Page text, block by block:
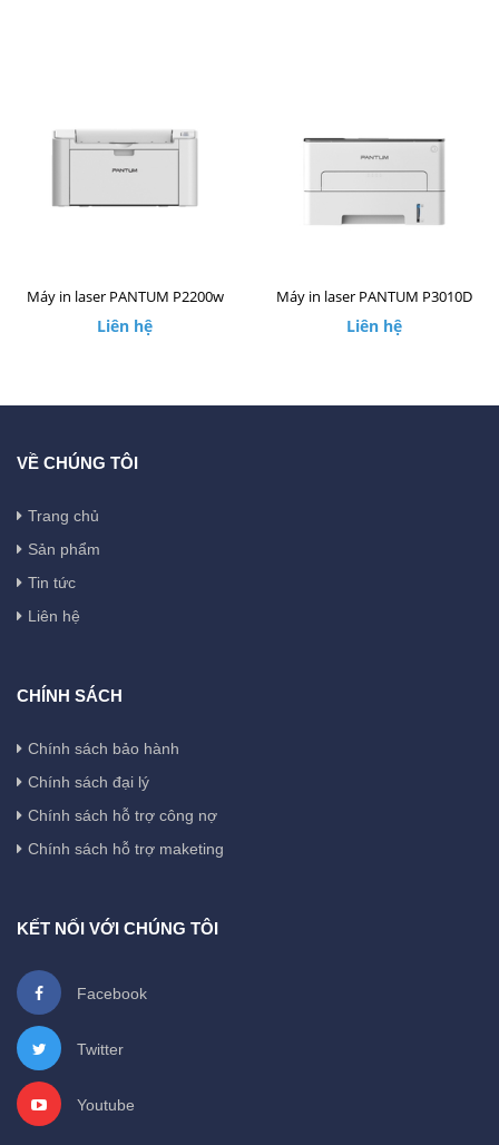
Máy in laser PANTUM P2200w
Liên hệ
Máy in laser PANTUM P3010D
Liên hệ
VỀ CHÚNG TÔI
Trang chủ
Sản phẩm
Tin tức
Liên hệ
CHÍNH SÁCH
Chính sách bảo hành
Chính sách đại lý
Chính sách hỗ trợ công nợ
Chính sách hỗ trợ maketing
KẾT NỐI VỚI CHÚNG TÔI
Facebook
Twitter
Youtube